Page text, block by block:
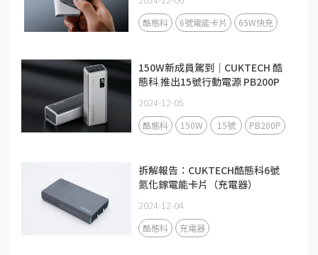
酷態科 6號電能卡片 65W快充
150W新成員駕到｜CUKTECH 酷
態科 推出15號行動電源 PB200P
2024-12-05
酷態科 150W 15號 PB200P
拆解報告：CUKTECH酷態科6號
氮化鎵電能卡片（充電器）
2024-12-04
酷態科 充電器